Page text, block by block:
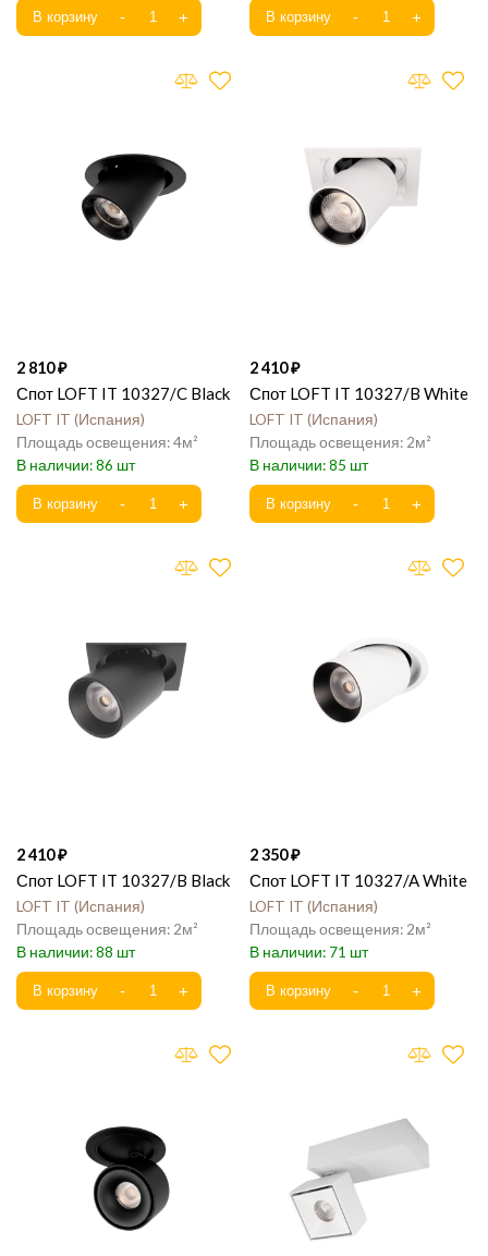
2 810
Спот LOFT IT 10327/C Black
LOFT IT Испания
4
86
2 410
Спот LOFT IT 10327/B White
LOFT IT Испания
2
85
2 410
Спот LOFT IT 10327/B Black
LOFT IT Испания
2
88
2 350
Спот LOFT IT 10327/A White
LOFT IT Испания
2
71